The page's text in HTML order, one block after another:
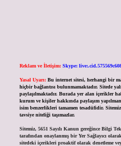
Reklam ve İletişim: Skype:
Yasal Uyarı: Bu internet sitesi, herhangi bir
hiçbir bağlantısı bulunmamaktadır. Sitede
paylaşılmaktadır. Burada yer alan içerikler
kurum ve kişiler hakkında paylaşım
isim benzerlikleri tamamen tesadüfidir.
tavsiye niteliği taşımazlar.
Sitemiz, 5651 Sayılı Kanun gereğince Bilgi
tarafından onaylanmış bir Yer Sağlayıcı
sitedeki içerikleri proaktif olarak denetleme